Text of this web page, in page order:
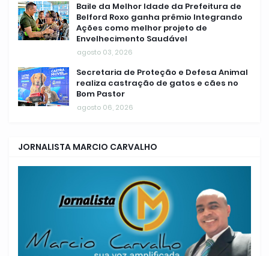
Baile da Melhor Idade da Prefeitura de
Belford Roxo ganha prêmio Integrando
Ações como melhor projeto de
Envelhecimento Saudável
agosto 03, 2026
Secretaria de Proteção e Defesa Animal
realiza castração de gatos e cães no
Bom Pastor
agosto 06, 2026
JORNALISTA MARCIO CARVALHO